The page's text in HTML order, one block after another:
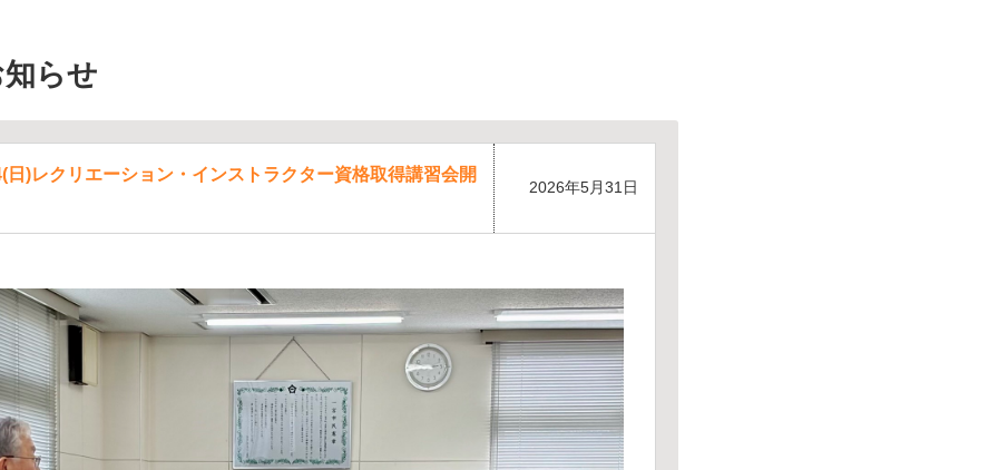
らせ
日)レクリエーション・インストラクター資格取得講習会開
2026年5月31日